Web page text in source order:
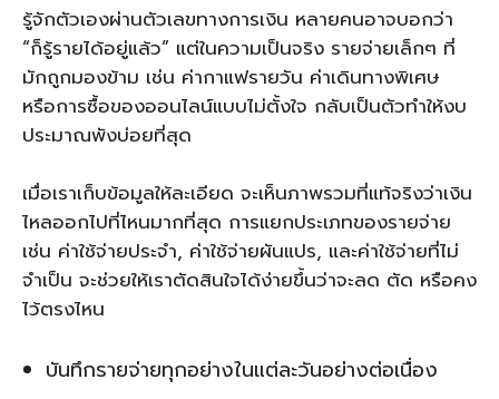
รู้จักตัวเองผ่านตัวเลขทางการเงิน หลายคนอาจบอกว่า
“ก็รู้รายได้อยู่แล้ว” แต่ในความเป็นจริง รายจ่ายเล็กๆ ที่
มักถูกมองข้าม เช่น ค่ากาแฟรายวัน ค่าเดินทางพิเศษ
หรือการซื้อของออนไลน์แบบไม่ตั้งใจ กลับเป็นตัวทำให้งบ
ประมาณพังบ่อยที่สุด
เมื่อเราเก็บข้อมูลให้ละเอียด จะเห็นภาพรวมที่แท้จริงว่าเงิน
ไหลออกไปที่ไหนมากที่สุด การแยกประเภทของรายจ่าย
เช่น ค่าใช้จ่ายประจำ, ค่าใช้จ่ายผันแปร, และค่าใช้จ่ายที่ไม่
จำเป็น จะช่วยให้เราตัดสินใจได้ง่ายขึ้นว่าจะลด ตัด หรือคง
ไว้ตรงไหน
บันทึกรายจ่ายทุกอย่างในแต่ละวันอย่างต่อเนื่อง